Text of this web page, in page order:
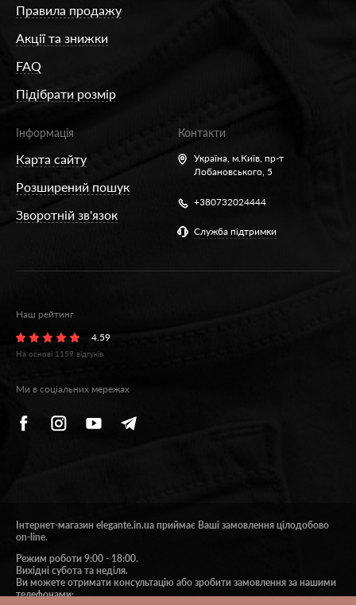
Щоб шви колготок не впивалися в тіло, в
таких виробах їх роблять плоскими. Ціна
моделей залежить від щільності матеріалу,
для підтяжки фігури
Якщо є потреба хоча б іноді трохи
змінювати фігуру, у гардеробі слід мати
колготки з коригувальним ефектом. Під час
вибору слід звертати увагу на ступінь
використання її інтенсивність має бути
якийсь особливий день, можна купувати
Також під час вибору потрібно дивитися на
тип корекції.
актуально за наявності зайвої ваги.
Push UP – підкреслюються сідниці.
Правила продажу
Акції та знижки
FAQ
Підібрати розмір
Інформація
Карта сайту
Розширений пошук
Зворотній зв'язок
Контакти
Україна, м.Київ, пр-т
Лобановського, 5
+380732024444
Служба підтримки
Наш рейтинг
4.59
На основі 1159 відгуків
Ми в соціальних мережах
Інтернет-магазин elegante.in.ua приймає Ваші замовлення цілодобово
on-line.
Режим роботи 9:00 - 18:00.
Вихідні субота та неділя.
Ви можете отримати консультацію або зробити замовлення за нашими
телефонами: